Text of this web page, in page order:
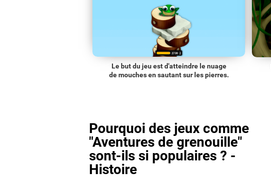
Le but du jeu est d'atteindre le nuage
de mouches en sautant sur les pierres.
Pourquoi des jeux comme
"Aventures de grenouille"
sont-ils si populaires ? -
Histoire